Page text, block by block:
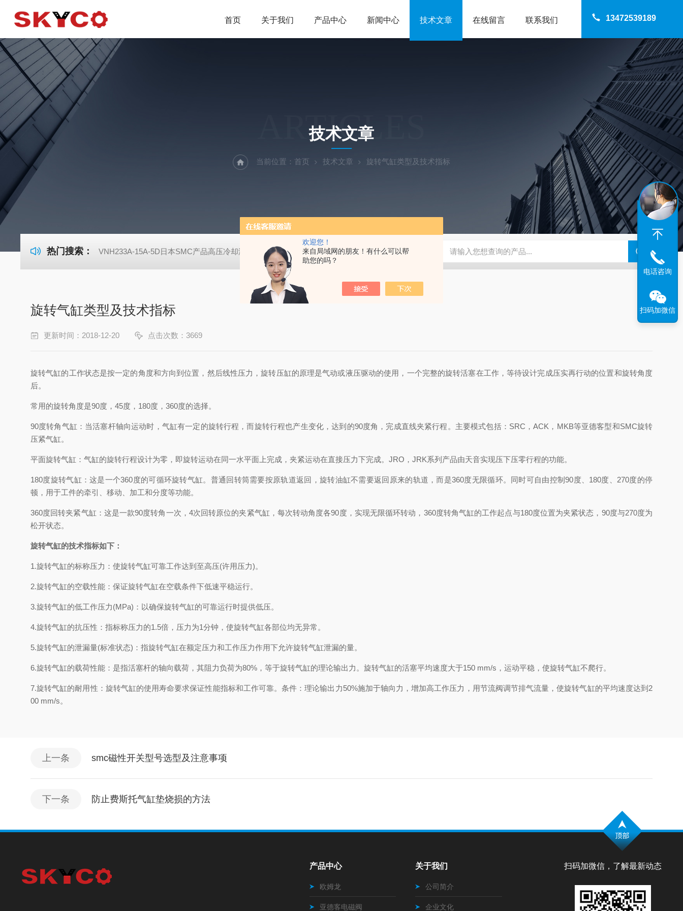
欢迎您！
来自局域网的朋友！有什么可以帮
助您的吗？
13472539189
首页 关于我们 产品中心 新闻中心 技术文章 在线留言 联系我们
ARTICLES
技术文章
当前位置： 首页 技术文章 旋转气缸类型及技术指标
热门搜索： VNH233A-15A-5D日本SMC产品高压冷却液用阀 MVSD-180-4E1-AC220V代理金器Mindman电磁阀MVSD-180-4E1-AC220V 麦特沃克
旋转气缸类型及技术指标
更新时间：2018-12-20 点击次数：3669
旋转气缸的工作状态是按一定的角度和方向到位置，然后线性压力，旋转压缸的原理是气动或液压驱动的使用，一个完整的旋转活塞在工作，等待设计完成压实再行动的位置和旋转角度
后。
常用的旋转角度是90度，45度，180度，360度的选择。
90度转角气缸：当活塞杆轴向运动时，气缸有一定的旋转行程，而旋转行程也产生变化，达到的90度角，完成直线夹紧行程。主要模式包括：SRC，ACK，MKB等亚德客型和SMC旋转
压紧气缸。
平面旋转气缸：气缸的旋转行程设计为零，即旋转运动在同一水平面上完成，夹紧运动在直接压力下完成。JRO，JRK系列产品由天音实现压下压零行程的功能。
180度旋转气缸：这是一个360度的可循环旋转气缸。普通回转筒需要按原轨道返回，旋转油缸不需要返回原来的轨道，而是360度无限循环。同时可自由控制90度、180度、270度的停
顿，用于工件的牵引、移动、加工和分度等功能。
360度回转夹紧气缸：这是一款90度转角一次，4次回转原位的夹紧气缸，每次转动角度各90度，实现无限循环转动，360度转角气缸的工作起点与180度位置为夹紧状态，90度与270度为
松开状态。
旋转气缸的技术指标如下：
1.旋转气缸的标称压力：使旋转气缸可靠工作达到至高压(许用压力)。
2.旋转气缸的空载性能：保证旋转气缸在空载条件下低速平稳运行。
3.旋转气缸的低工作压力(MPa)：以确保旋转气缸的可靠运行时提供低压。
4.旋转气缸的抗压性：指标称压力的1.5倍，压力为1分钟，使旋转气缸各部位均无异常。
5.旋转气缸的泄漏量(标准状态)：指旋转气缸在额定压力和工作压力作用下允许旋转气缸泄漏的量。
6.旋转气缸的载荷性能：是指活塞杆的轴向载荷，其阻力负荷为80%，等于旋转气缸的理论输出力。旋转气缸的活塞平均速度大于150 mm/s，运动平稳，使旋转气缸不爬行。
7.旋转气缸的耐用性：旋转气缸的使用寿命要求保证性能指标和工作可靠。条件：理论输出力50%施加于轴向力，增加高工作压力，用节流阀调节排气流量，使旋转气缸的平均速度达到2
00 mm/s。
上一条 smc磁性开关型号选型及注意事项
下一条 防止费斯托气缸垫烧损的方法
扫码加微信，了解最新动态
产品中心
欧姆龙
亚德客电磁阀
关于我们
公司简介
企业文化
电话咨询
扫码加微信